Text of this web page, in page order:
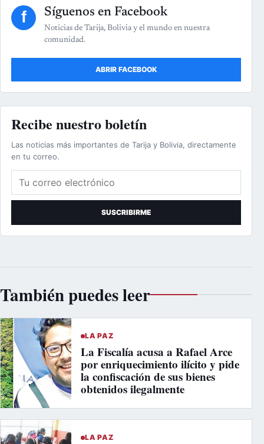
f Síguenos en Facebook
Noticias de Tarija, Bolivia y el mundo en nuestra
comunidad.
ABRIR FACEBOOK
Recibe nuestro boletín
Las noticias más importantes de Tarija y Bolivia, directamente
en tu correo.
Correo electrónico
SUSCRIBIRME
También puedes leer
LA PAZ
La Fiscalía acusa a Rafael Arce
por enriquecimiento ilícito y pide
la confiscación de sus bienes
obtenidos ilegalmente
LA PAZ